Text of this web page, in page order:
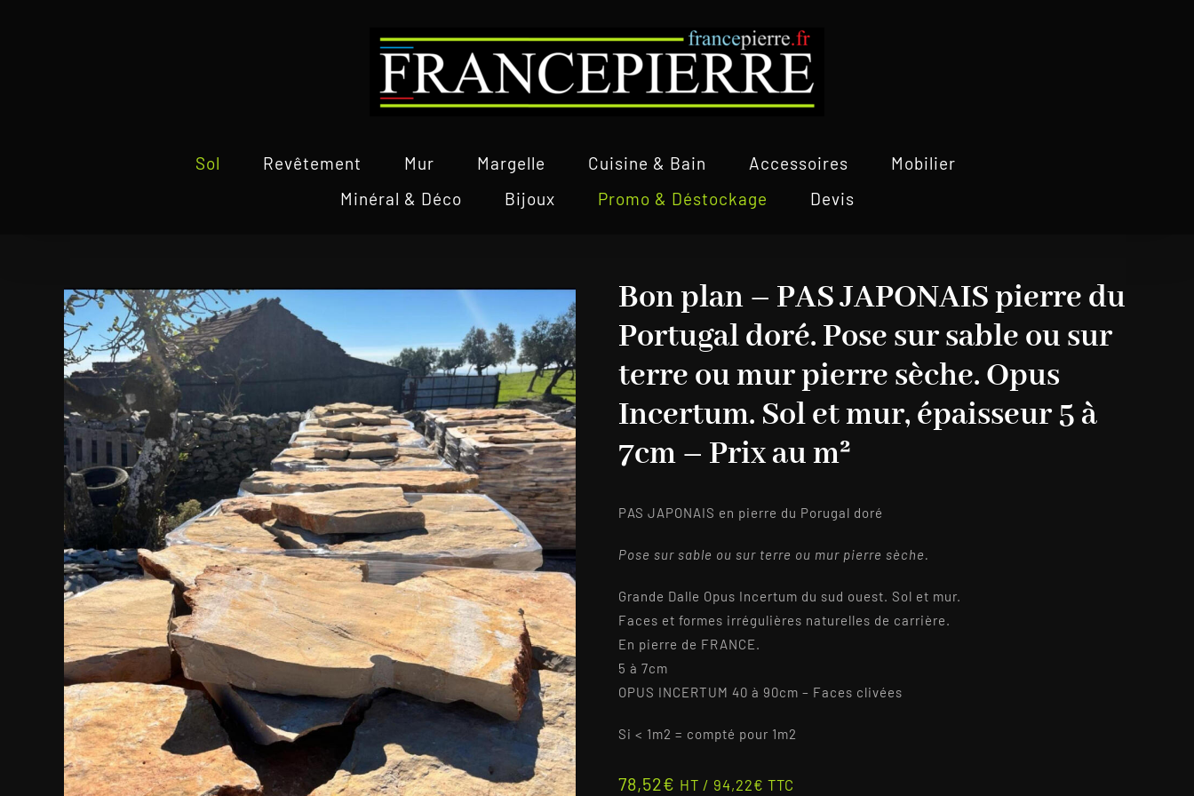
Sol Revêtement Mur Margelle Cuisine & Bain Accessoires
Mobilier
Minéral & Déco
Bijoux Promo & Déstockage Devis
Bon plan – PAS JAPONAIS pierre du
Portugal doré. Pose sur sable ou sur
terre ou mur pierre sèche. Opus
Incertum. Sol et mur, épaisseur 5 à
7cm – Prix au m²
PAS JAPONAIS en pierre du Porugal doré
Pose sur sable ou sur terre ou mur pierre sèche.
Grande Dalle Opus Incertum du sud ouest. Sol et mur.
Faces et formes irrégulières naturelles de carrière.
En pierre de FRANCE.
5 à 7cm
OPUS INCERTUM 40 à 90cm – Faces clivées
Si < 1m2 = compté pour 1m2
78,52€ HT / 94,22€ TTC